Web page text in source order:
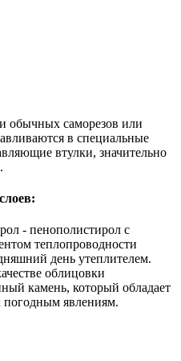
обычных саморезов или
в специальные
втулки, значительно
- пенополистирол с
теплопроводности
день утеплителем.
облицовки
камень, который обладает
погодным явлениям.